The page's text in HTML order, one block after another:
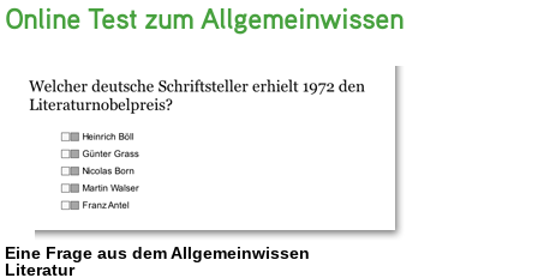
Online Test zum Allgemeinwissen
Eine Frage aus dem Allgemeinwissen
Literatur